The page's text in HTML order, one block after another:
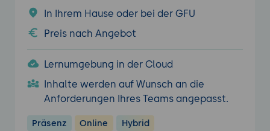
In Ihrem Hause oder bei der GFU
Preis nach Angebot
Lernumgebung in der Cloud
Inhalte werden auf Wunsch an die
Anforderungen Ihres Teams angepasst.
Präsenz Online Hybrid